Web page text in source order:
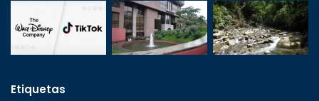
Etiquetas